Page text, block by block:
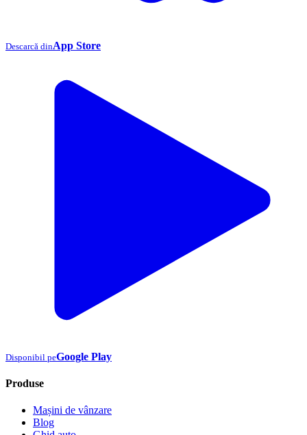
Descarcă dinApp Store
Disponibil peGoogle Play
Produse
Mașini de vânzare
Blog